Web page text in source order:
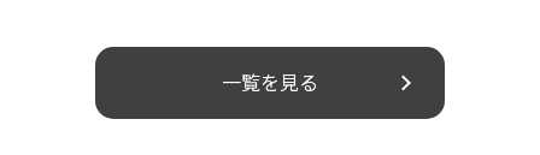
一覧を見る